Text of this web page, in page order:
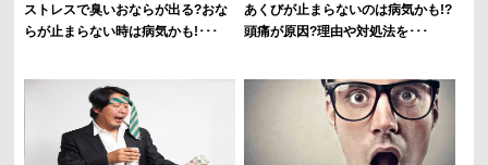
ストレスで臭いおならが出る?おな
らが止まらない時は病気かも!･･･
あくびが止まらないのは病気かも!?
頭痛が原因?理由や対処法を･･･